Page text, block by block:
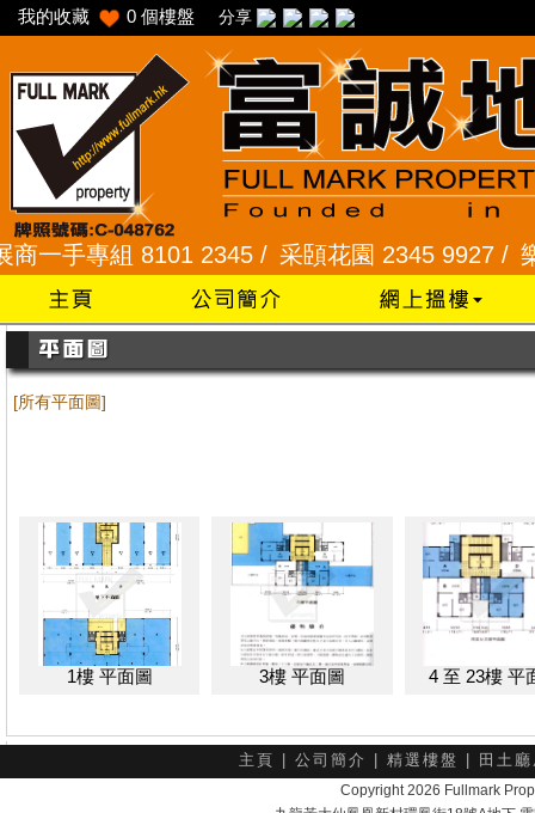
我的收藏 0 個樓盤 分享
手專組 8101 2345 /采頣花園 2345 9927 /樂
[所有平面圖]
1樓 平面圖 3樓 平面圖 4 至 23樓 平
主頁 公司簡介 精選樓盤 田土
Copyright 2026 Fullmark